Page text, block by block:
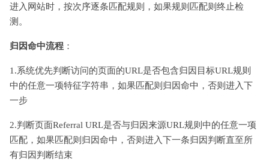
进入网站时，按次序逐条匹配规则，如果规则匹配则终止检
测。
归因命中流程 ：
1.系统优先判断访问的页面的URL是否包含归因目标URL规则
中的任意一项特征字符串，如果匹配则归因命中，否则进入下
一步
2.判断页面Referral URL是否与归因来源URL规则中的任意一项
匹配，如果匹配则归因命中，否则进入下一条归因判断直至所
有归因判断结束